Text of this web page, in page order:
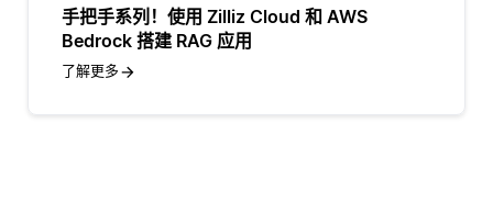
手把手系列！使用 Zilliz Cloud 和 AWS
Bedrock 搭建 RAG 应用
了解更多